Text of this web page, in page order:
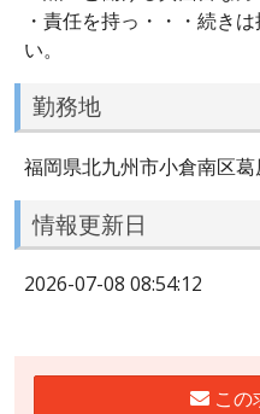
・責任を持っ・・・続き
い。
勤務地
福岡県北九州市小倉南区
情報更新日
2026-07-08 08:54:12
この